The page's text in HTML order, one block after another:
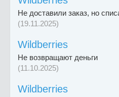
Не доставили заказ, но
(19.11.2025)
Wildberries
Не возвращают деньги
(11.10.2025)
Wildberries